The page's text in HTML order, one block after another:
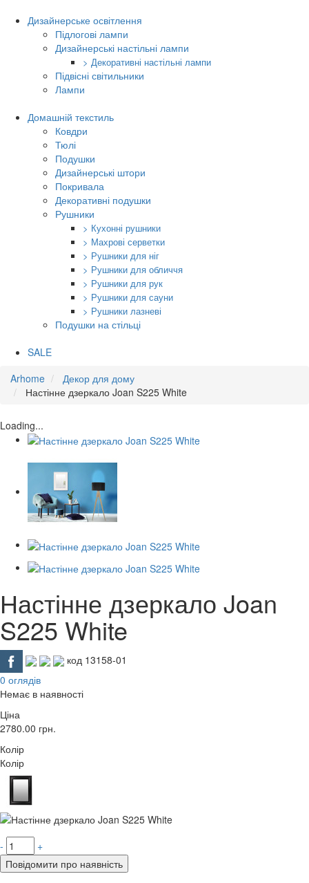
Дизайнерське освітлення
Підлогові лампи
Дизайнерські настільні лампи
> Декоративні настільні лампи
Підвісні світильники
Лампи
Домашній текстиль
Ковдри
Тюлі
Подушки
Дизайнерські штори
Покривала
Декоративні подушки
Рушники
> Кухонні рушники
> Махрові серветки
> Рушники для ніг
> Рушники для обличчя
> Рушники для рук
> Рушники для сауни
> Рушники лазневі
Подушки на стільці
SALE
Arhome
Декор для дому
Настінне дзеркало Joan S225 White
Loading...
Настінне дзеркало Joan
S225 White
код 13158-01
0 оглядів
Немає в наявності
Ціна
2780.00 грн.
Колір
Колір
-
+
Повідомити про наявність